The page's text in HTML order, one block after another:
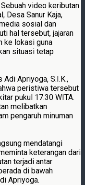
video keributan
Desa Sanur Kaja,
sosial dan
hal tersebut, jajaran
ke lokasi guna
situasi tetap
Apriyoga, S.I.K.,
peristiwa tersebut
pukul 17.30 WITA.
melibatkan
pengaruh minuman
mendatangi
keterangan dari
terjadi antar
di bawah
Apriyoga.